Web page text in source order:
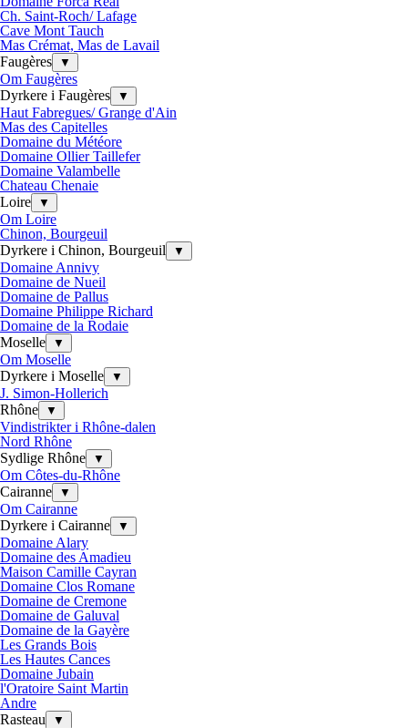
Ch. Saint-Roch/ Lafage
Cave Mont Tauch
Mas Crémat, Mas de Lavail
Faugères
▼
Om Faugères
Dyrkere i Faugères
▼
Haut Fabregues/ Grange d'Ain
Mas des Capitelles
Domaine du Météore
Domaine Ollier Taillefer
Domaine Valambelle
Chateau Chenaie
Loire
▼
Om Loire
Chinon, Bourgeuil
Dyrkere i Chinon, Bourgeuil
▼
Domaine Annivy
Domaine de Nueil
Domaine de Pallus
Domaine Philippe Richard
Domaine de la Rodaie
Moselle
▼
Om Moselle
Dyrkere i Moselle
▼
J. Simon-Hollerich
Rhône
▼
Vindistrikter i Rhône-dalen
Nord Rhône
Sydlige Rhône
▼
Om Côtes-du-Rhône
Cairanne
▼
Om Cairanne
Dyrkere i Cairanne
▼
Domaine Alary
Domaine des Amadieu
Maison Camille Cayran
Domaine Clos Romane
Domaine de Cremone
Domaine de Galuval
Domaine de la Gayère
Les Grands Bois
Les Hautes Cances
Domaine Jubain
l'Oratoire Saint Martin
Andre
Rasteau
▼